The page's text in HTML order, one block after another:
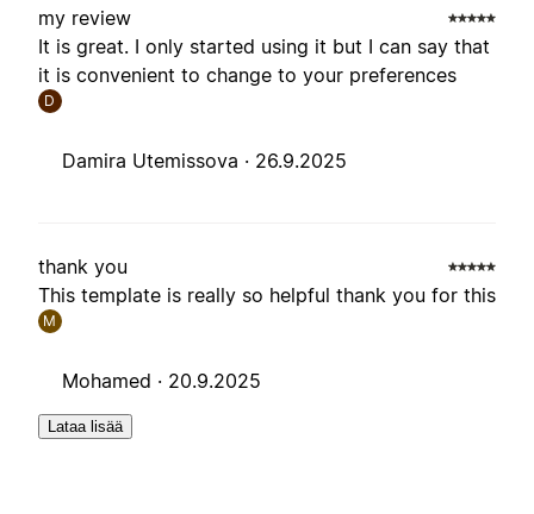
my review
It is great. I only started using it but I can say that
it is convenient to change to your preferences
D
Damira Utemissova · 26.9.2025
thank you
This template is really so helpful thank you for this
M
Mohamed · 20.9.2025
Lataa lisää